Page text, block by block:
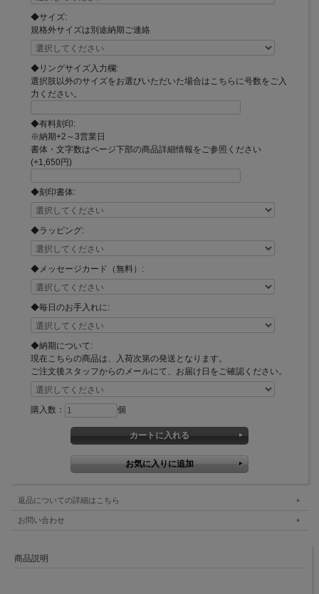
◆サイズ:
規格外サイズは別途納期ご連絡
◆リングサイズ入力欄:
選択肢以外のサイズをお選びいただいた場合はこちらに号数をご入
力ください。
◆有料刻印:
※納期+2～3営業日
書体・文字数はページ下部の商品詳細情報をご参照ください
(+1,650円)
◆刻印書体:
◆ラッピング:
◆メッセージカード（無料）:
◆毎日のお手入れに:
◆納期について:
現在こちらの商品は、入荷次第の発送となります。
ご注文後スタッフからのメールにて、お届け日をご確認ください。
購入数： 個
返品についての詳細はこちら
お問い合わせ
商品説明